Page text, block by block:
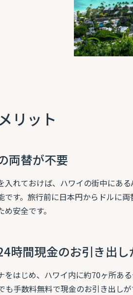
リット
両替が不要
入れておけば、ハワイの街中にあ
です。旅行前に日本円からドルに
安全です。
時間現金のお引き出し
をはじめ、ハワイ内に約70ヶ所あ
も手数料無料で現金のお引き出しが